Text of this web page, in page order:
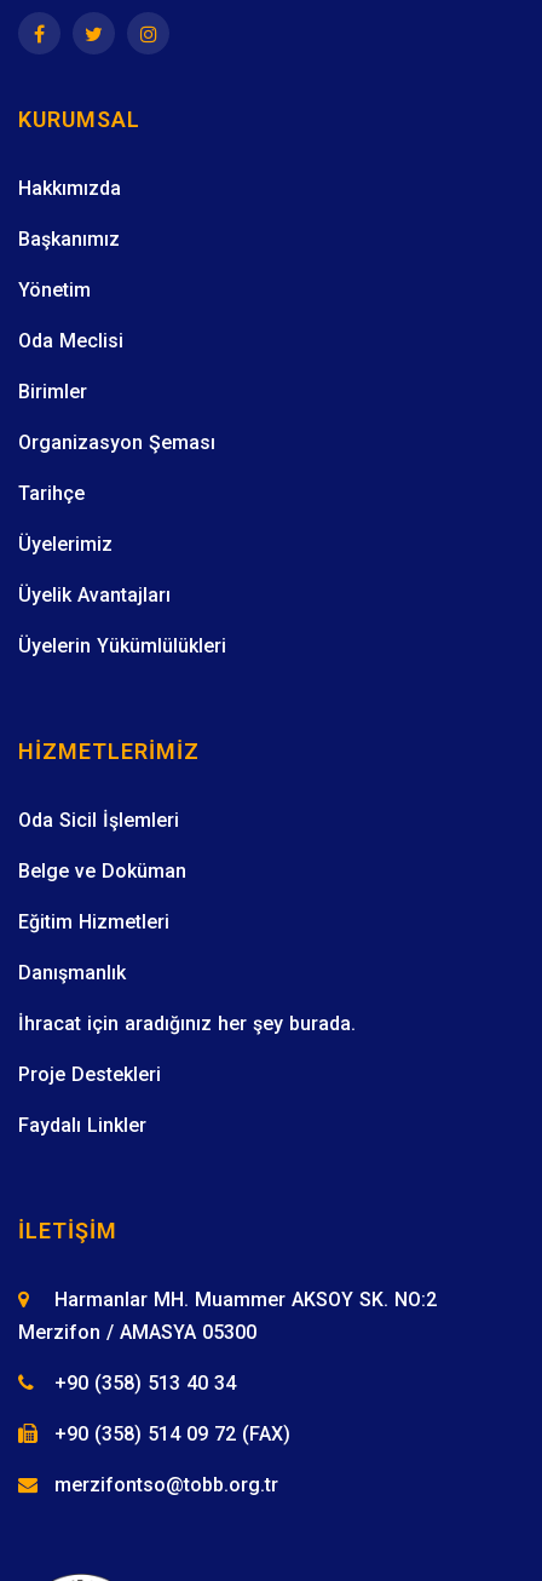
KURUMSAL
Hakkımızda
Başkanımız
Yönetim
Oda Meclisi
Birimler
Organizasyon Şeması
Tarihçe
Üyelerimiz
Üyelik Avantajları
Üyelerin Yükümlülükleri
HIZMETLERIMIZ
Oda Sicil İşlemleri
Belge ve Doküman
Eğitim Hizmetleri
Danışmanlık
İhracat için aradığınız her şey burada.
Proje Destekleri
Faydalı Linkler
İLETIŞIM
Harmanlar MH. Muammer AKSOY SK. NO:2
Merzifon / AMASYA 05300
+90 (358) 513 40 34
+90 (358) 514 09 72 (FAX)
merzifontso@tobb.org.tr